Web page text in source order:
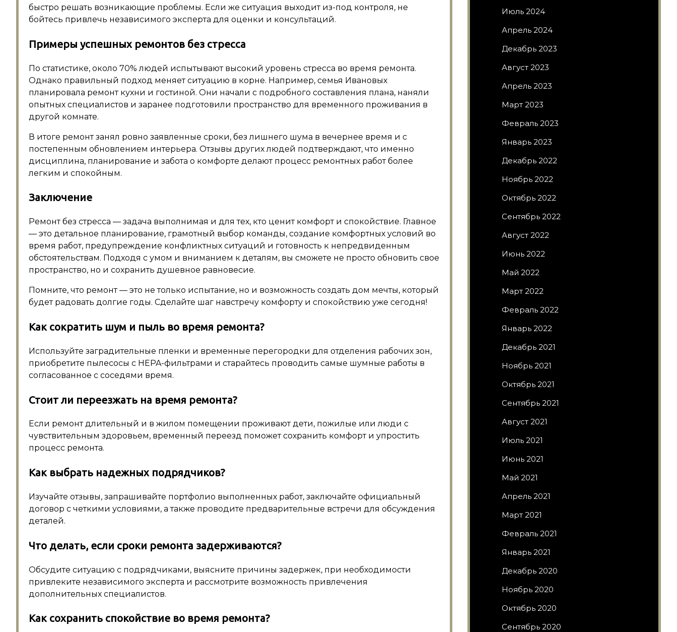
быстро решать возникающие проблемы. Если же ситуация выходит из-под контроля, не
бойтесь привлечь независимого эксперта для оценки и консультаций.
Примеры успешных ремонтов без стресса
По статистике, около 70% людей испытывают высокий уровень стресса во время ремонта.
Однако правильный подход меняет ситуацию в корне. Например, семья Ивановых
планировала ремонт кухни и гостиной. Они начали с подробного составления плана, наняли
опытных специалистов и заранее подготовили пространство для временного проживания в
другой комнате.
В итоге ремонт занял ровно заявленные сроки, без лишнего шума в вечернее время и с
постепенным обновлением интерьера. Отзывы других людей подтверждают, что именно
дисциплина, планирование и забота о комфорте делают процесс ремонтных работ более
легким и спокойным.
Заключение
Ремонт без стресса — задача выполнимая и для тех, кто ценит комфорт и спокойствие. Главное
— это детальное планирование, грамотный выбор команды, создание комфортных условий во
время работ, предупреждение конфликтных ситуаций и готовность к непредвиденным
обстоятельствам. Подходя с умом и вниманием к деталям, вы сможете не просто обновить свое
пространство, но и сохранить душевное равновесие.
Помните, что ремонт — это не только испытание, но и возможность создать дом мечты, который
будет радовать долгие годы. Сделайте шаг навстречу комфорту и спокойствию уже сегодня!
Как сократить шум и пыль во время ремонта?
Используйте заградительные пленки и временные перегородки для отделения рабочих зон,
приобретите пылесосы с HEPA-фильтрами и старайтесь проводить самые шумные работы в
согласованное с соседями время.
Стоит ли переезжать на время ремонта?
Если ремонт длительный и в жилом помещении проживают дети, пожилые или люди с
чувствительным здоровьем, временный переезд поможет сохранить комфорт и упростить
процесс ремонта.
Как выбрать надежных подрядчиков?
Изучайте отзывы, запрашивайте портфолио выполненных работ, заключайте официальный
договор с четкими условиями, а также проводите предварительные встречи для обсуждения
деталей.
Что делать, если сроки ремонта задерживаются?
Обсудите ситуацию с подрядчиками, выясните причины задержек, при необходимости
привлеките независимого эксперта и рассмотрите возможность привлечения
дополнительных специалистов.
Как сохранить спокойствие во время ремонта?
Июль 2024
Апрель 2024
Декабрь 2023
Август 2023
Апрель 2023
Март 2023
Февраль 2023
Январь 2023
Декабрь 2022
Ноябрь 2022
Октябрь 2022
Сентябрь 2022
Август 2022
Июнь 2022
Май 2022
Март 2022
Февраль 2022
Январь 2022
Декабрь 2021
Ноябрь 2021
Октябрь 2021
Сентябрь 2021
Август 2021
Июль 2021
Июнь 2021
Май 2021
Апрель 2021
Март 2021
Февраль 2021
Январь 2021
Декабрь 2020
Ноябрь 2020
Октябрь 2020
Сентябрь 2020